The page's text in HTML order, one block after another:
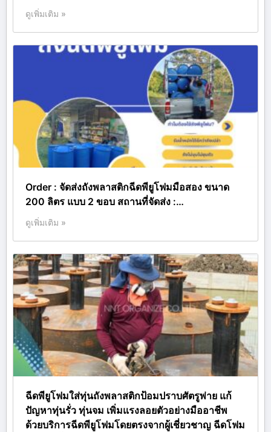
ดูเพิ่มเติม »
Order : จัดส่งถังพลาสติกฉีดพียูโฟมมือสอง ขนาด
200 ลิตร แบบ 2 ขอบ สถานที่จัดส่ง :…
ดูเพิ่มเติม »
ฉีดพียูโฟมใส่ทุ่นถังพลาสติกป้อมปราบศัตรูพ่าย แก้
ปัญหาทุ่นรั่ว ทุ่นจม เพิ่มแรงลอยตัวอย่างมืออาชีพ
ด้วยบริการฉีดพียูโฟมโดยตรงจากผู้เชี่ยวชาญ ฉีดโฟม